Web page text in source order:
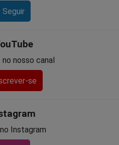
Seguir
nosso canal
se
Instagram